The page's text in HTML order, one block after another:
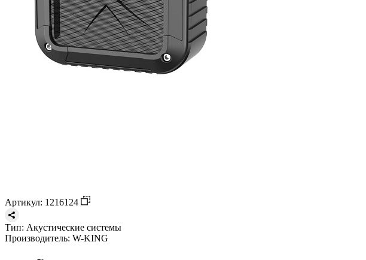
Артикул: 1216124
Тип: Акустические системы
Производитель: W-KING